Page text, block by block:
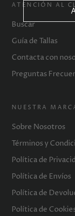
ATENCIÓN AL
Buscar
Guía de Tallas
Contacta con
Preguntas
NUESTRA
Sobre Nosotros
Términos y
Política de
Política de Envíos
Política de
Política de